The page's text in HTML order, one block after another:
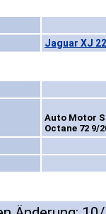
Jaguar XJ
Auto Motor
Octane 72 9/